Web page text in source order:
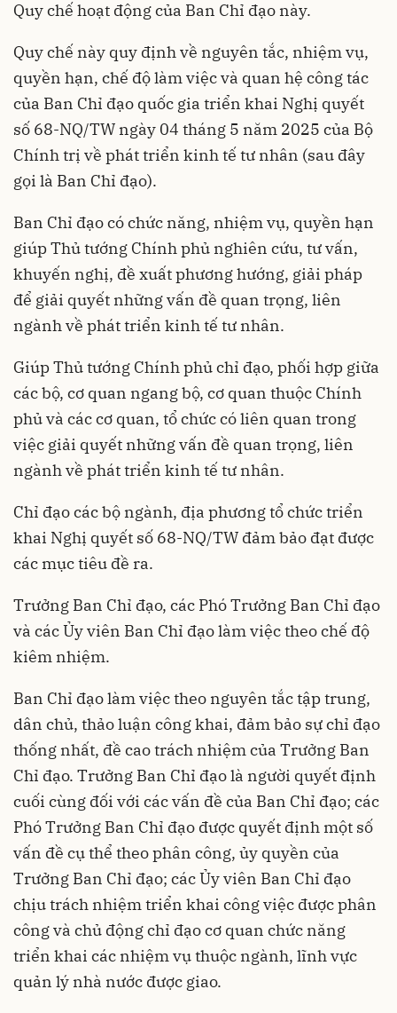
Quy chế hoạt động của Ban Chỉ đạo này.
Quy chế này quy định về nguyên tắc, nhiệm vụ,
quyền hạn, chế độ làm việc và quan hệ công tác
của Ban Chỉ đạo quốc gia triển khai Nghị quyết
số 68-NQ/TW ngày 04 tháng 5 năm 2025 của Bộ
Chính trị về phát triển kinh tế tư nhân (sau đây
gọi là Ban Chỉ đạo).
Ban Chỉ đạo có chức năng, nhiệm vụ, quyền hạn
giúp Thủ tướng Chính phủ nghiên cứu, tư vấn,
khuyến nghị, đề xuất phương hướng, giải pháp
để giải quyết những vấn đề quan trọng, liên
ngành về phát triển kinh tế tư nhân.
Giúp Thủ tướng Chính phủ chỉ đạo, phối hợp giữa
các bộ, cơ quan ngang bộ, cơ quan thuộc Chính
phủ và các cơ quan, tổ chức có liên quan trong
việc giải quyết những vấn đề quan trọng, liên
ngành về phát triển kinh tế tư nhân.
Chỉ đạo các bộ ngành, địa phương tổ chức triển
khai Nghị quyết số 68-NQ/TW đảm bảo đạt được
các mục tiêu đề ra.
Trưởng Ban Chỉ đạo, các Phó Trưởng Ban Chỉ đạo
và các Ủy viên Ban Chỉ đạo làm việc theo chế độ
kiêm nhiệm.
Ban Chỉ đạo làm việc theo nguyên tắc tập trung,
dân chủ, thảo luận công khai, đảm bảo sự chỉ đạo
thống nhất, đề cao trách nhiệm của Trưởng Ban
Chỉ đạo. Trưởng Ban Chỉ đạo là người quyết định
cuối cùng đối với các vấn đề của Ban Chỉ đạo; các
Phó Trưởng Ban Chỉ đạo được quyết định một số
vấn đề cụ thể theo phân công, ủy quyền của
Trưởng Ban Chỉ đạo; các Ủy viên Ban Chỉ đạo
chịu trách nhiệm triển khai công việc được phân
công và chủ động chỉ đạo cơ quan chức năng
triển khai các nhiệm vụ thuộc ngành, lĩnh vực
quản lý nhà nước được giao.